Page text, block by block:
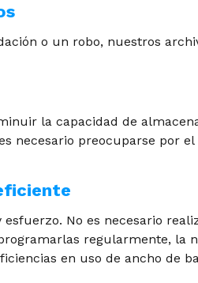
o un robo, nuestros
la capacidad de
necesario preocuparse por
No es necesario
regularmente, la
en uso de ancho de